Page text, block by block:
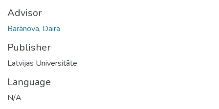
Advisor
Barānova, Daira
Publisher
Latvijas Universitāte
Language
N/A